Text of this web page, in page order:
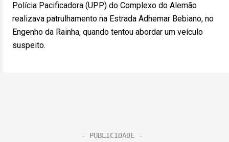
Polícia Pacificadora (UPP) do Complexo do Alemão
realizava patrulhamento na Estrada Adhemar Bebiano, no
Engenho da Rainha, quando tentou abordar um veículo
suspeito.